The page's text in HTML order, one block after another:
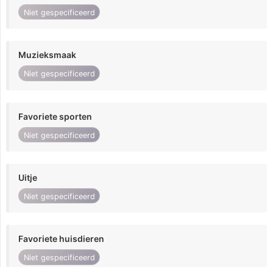
Niet gespecificeerd
Muzieksmaak
Niet gespecificeerd
Favoriete sporten
Niet gespecificeerd
Uitje
Niet gespecificeerd
Favoriete huisdieren
Niet gespecificeerd